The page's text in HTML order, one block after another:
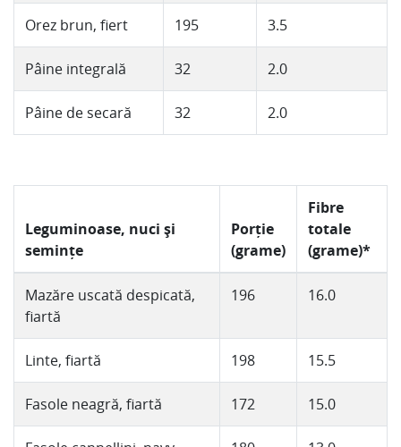
Orez brun, fiert 195 3.5
Pâine integrală 32 2.0
Pâine de secară 32 2.0
Leguminoase, nuci și
semințe
Porție
(grame)
Fibre
totale
(grame)*
Mazăre uscată despicată,
fiartă
196 16.0
Linte, fiartă 198 15.5
Fasole neagră, fiartă 172 15.0